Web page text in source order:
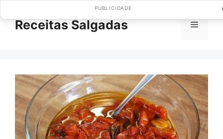
paraReceitas Salgadas Menu
PUBLICIDADE